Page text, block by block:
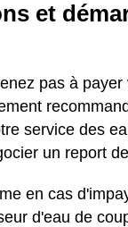
et
pas à payer
service des
un report
en cas
d'eau de